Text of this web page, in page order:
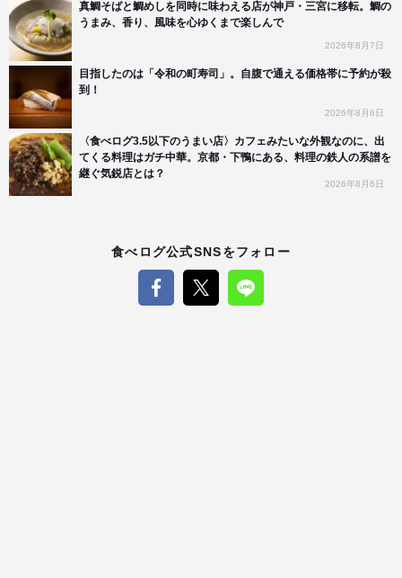
真鯛そばと鯛めしを同時に味わえる店が神戸・三宮に移転。鯛の
うまみ、香り、風味を心ゆくまで楽しんで
2026年8月7日
目指したのは「令和の町寿司」。自腹で通える価格帯に予約が殺
到！
2026年8月6日
〈食べログ3.5以下のうまい店〉カフェみたいな外観なのに、出
てくる料理はガチ中華。京都・下鴨にある、料理の鉄人の系譜を
継ぐ気鋭店とは？
2026年8月6日
食べログ公式SNSをフォロー